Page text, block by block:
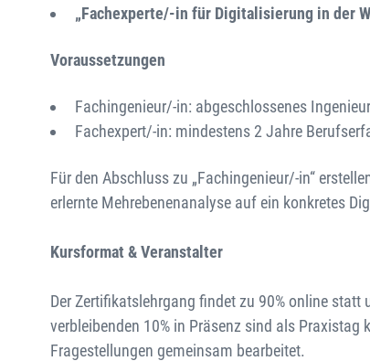
„Fachexperte/-in für Digitalisierung in der
Voraussetzungen
Fachingenieur/-in: abgeschlossenes
Fachexpert/-in: mindestens 2 Jahre
Für den Abschluss zu „Fachingenieur/-in“
erlernte Mehrebenenanalyse auf ein konkretes
Kursformat & Veranstalter
Der Zertifikatslehrgang findet zu 90% online
verbleibenden 10% in Präsenz sind als
Fragestellungen gemeinsam bearbeitet.